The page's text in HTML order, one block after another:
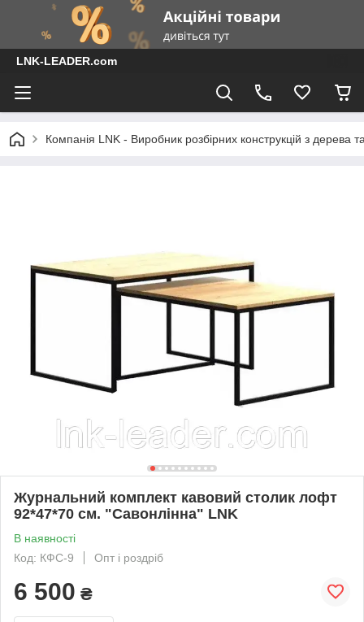
LNK-LEADER.com
Компанія LNK - Виробник розбірних конструкцій з дерева
Журнальний комплект кавовий столик лофт
92*47*70 см. "Савонлінна" LNK
В наявності
Код: КФС-9
Опт і роздріб
6 500 ₴